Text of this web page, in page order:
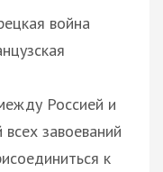
война
Россией и
завоеваний
к